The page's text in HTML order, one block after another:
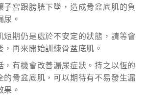
子宮跟膀胱下墜，造成骨盆底肌的負
。
短期仍是處於不安定的狀態，請等會
，再來開始訓練骨盆底肌。
，有機會改善漏尿症狀。持之以恆的
的骨盆底肌，可以期待有不易發生漏
果。